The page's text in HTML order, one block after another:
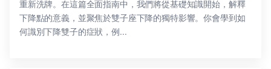
重新洗牌。在這篇全面指南中，我們將從基礎知識開始，解釋
下降點的意義，並聚焦於雙子座下降的獨特影響。你會學到如
何識別下降雙子的症狀，例...